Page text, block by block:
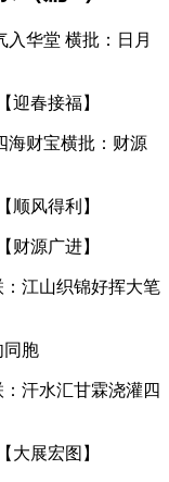
入华堂 横批：日月
迎春接福】
海财宝横批：财源
顺风得利】
财源广进】
江山织锦好挥大笔
同胞
汗水汇甘霖浇灌四
大展宏图】